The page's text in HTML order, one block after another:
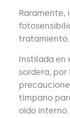
Raramente,
tratamiento.
Instilada en
sordera,
tímpano
oído